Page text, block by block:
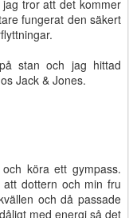
tror att det kommer
fungerat den säkert
stan och jag hittad
Jack & Jones.
köra ett gympass.
dottern och min fru
och då passade
med energi så det